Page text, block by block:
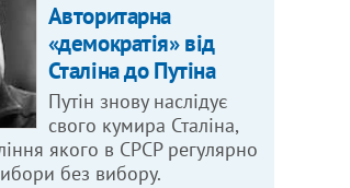
Авторитарна
«демократія» від
Сталіна до Путіна
Путін знову наслідує
свого кумира Сталіна,
якого в СРСР регулярно
без вибору.